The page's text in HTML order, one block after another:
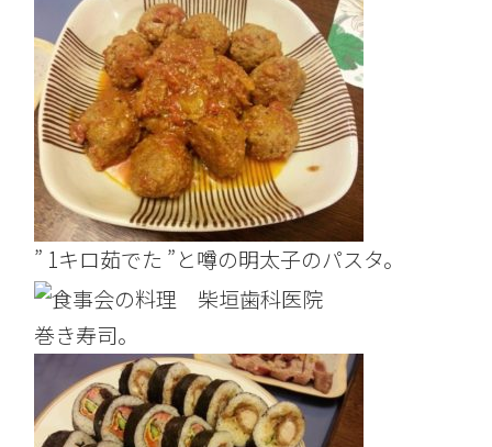
” 1キロ茹でた ”と噂の明太子のパスタ。
巻き寿司。